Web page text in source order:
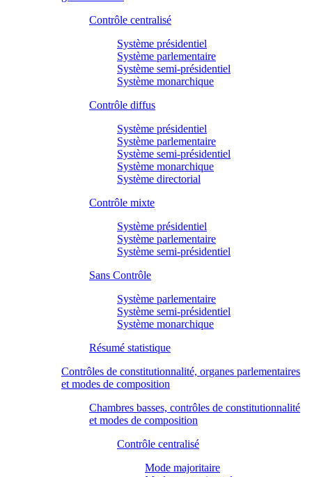
Contrôle centralisé
Système présidentiel
Système parlementaire
Système semi-présidentiel
Système monarchique
Contrôle diffus
Système présidentiel
Système parlementaire
Système semi-présidentiel
Système monarchique
Système directorial
Contrôle mixte
Système présidentiel
Système parlementaire
Système semi-présidentiel
Sans Contrôle
Système parlementaire
Système semi-présidentiel
Système monarchique
Résumé statistique
Contrôles de constitutionnalité, organes parlementaires
et modes de composition
Chambres basses, contrôles de constitutionnalité
et modes de composition
Contrôle centralisé
Mode majoritaire